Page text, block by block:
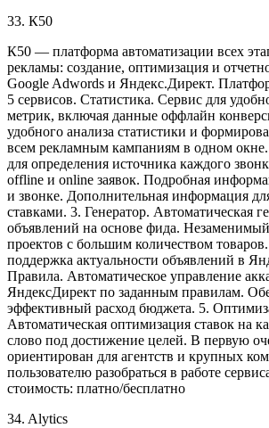
33. К50
К50 — платформа автоматизации всех
рекламы: создание, оптимизация и
Google Adwords и Яндекс.Директ.
5 сервисов. Статистика. Сервис для
метрик, включая данные оффлайн
удобного анализа статистики и
всем рекламным кампаниям в одном
для определения источника каждого
offline и online заявок. Подробная
и звонке. Дополнительная информация
ставками. 3. Генератор. Автоматическая
объявлений на основе фида.
проектов с большим количеством
поддержка актуальности объявлений в
Правила. Автоматическое управление
ЯндексДирект по заданным правилам.
эффективный расход бюджета. 5.
Автоматическая оптимизация ставок на
слово под достижение целей. В первую
ориентирован для агентств и крупных
пользователю разобраться в работе
стоимость: платно/бесплатно
34. Alytics